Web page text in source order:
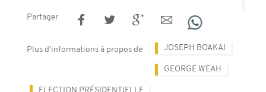
Partager
Plus d'informations à propos de JOSEPH BOAKAI
GEORGE WEAH